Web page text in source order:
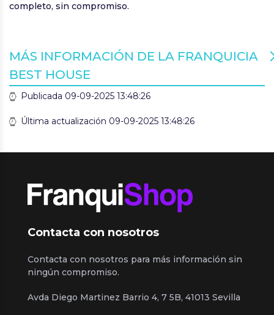
completo, sin compromiso.
MÁS INFORMACIÓN DE LA FRANQUICIA
BEST HOUSE
Publicada 09-09-2025 13:48:26
Última actualización 09-09-2025 13:48:26
Contacta con nosotros
Contacta con nosotros para más información sin
ningún compromiso.
Avda Diego Martinez Barrio 4, 7 5B, 41013 Sevilla